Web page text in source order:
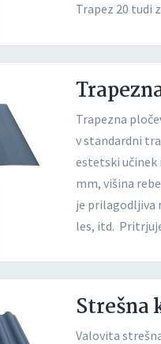
Trapez 20 tudi
Trapezna
v standardni
estetski učinek
mm, višina
je prilagodljiva
les, itd.
Strešna
Valovita